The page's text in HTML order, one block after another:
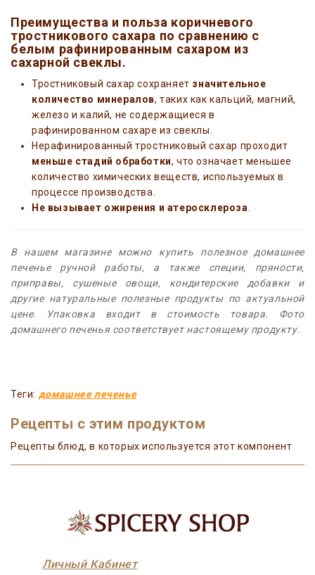
Преимущества и польза коричневого
тростникового сахара по сравнению с
белым рафинированным сахаром из
сахарной свеклы.
Тростниковый сахар сохраняет значительное
количество минералов, таких как кальций, магний,
железо и калий, не содержащиеся в
рафинированном сахаре из свеклы.
Нерафинированный тростниковый сахар проходит
меньше стадий обработки, что означает меньшее
количество химических веществ, используемых в
процессе производства.
Не вызывает ожирения и атеросклероза
В нашем магазине можно купить полезное домашнее
печенье ручной работы, а также специи, пряности,
приправы, сушеные овощи, кондитерские добавки и
другие натуральные полезные продукты по актуальной
цене. Упаковка входит в стоимость товара. Фото
домашнего печенья соответствует настоящему продукту.
Теги: домашнее печенье
Рецепты с этим продуктом
Рецепты блюд, в которых используется этот компонент
Личный Кабинет